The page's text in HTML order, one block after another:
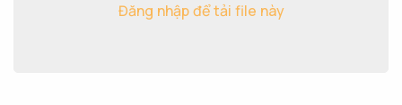
Đăng nhập để tải file này